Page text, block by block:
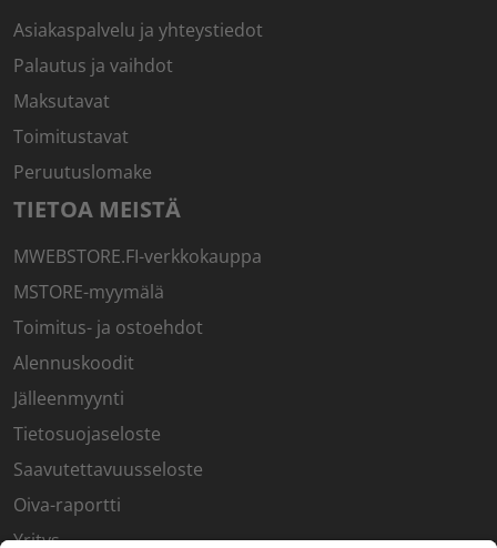
Asiakaspalvelu ja yhteystiedot
Palautus ja vaihdot
Maksutavat
Toimitustavat
Peruutuslomake
TIETOA MEISTÄ
MWEBSTORE.FI-verkkokauppa
MSTORE-myymälä
Toimitus- ja ostoehdot
Alennuskoodit
Jälleenmyynti
Tietosuojaseloste
Saavutettavuusseloste
Oiva-raportti
Yritys